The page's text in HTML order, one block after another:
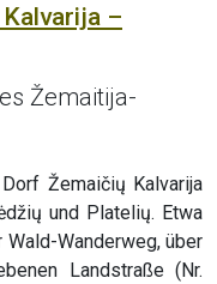
–
Žemaitija-
Žemaičių Kalvarija
und Platelių. Etwa
Wanderweg, über
Landstraße (Nr.